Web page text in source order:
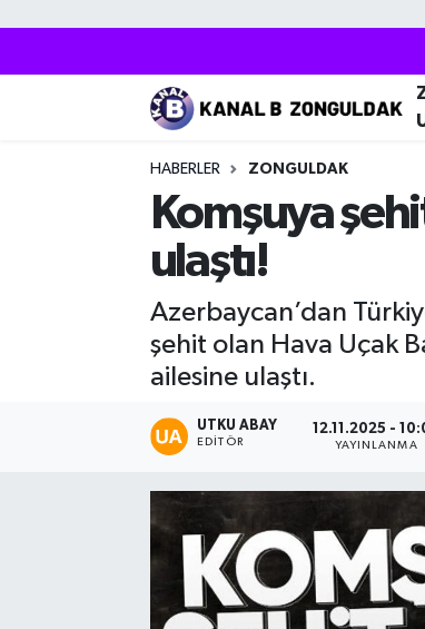
HABERLER ZONGULDAK
Komşuya
ulaştı!
Azerbaycan’dan
şehit olan Hava Uçak
ailesine ulaştı.
UTKU ABAY
EDITÖR
12.11.2025 -
YAYINLANMA
Gökçebey
Zonguldak Nöbetçi Eczaneler
Zonguldak Trafik Yoğunluk Haritası
Puan Durumu ve Fikstür
Tüm Manşetler
Son Dakika Haberleri
Haber Arşivi